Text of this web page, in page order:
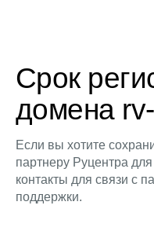
Срок
домена
Если вы хотите
партнеру Руцентра
контакты для связи с
поддержки.